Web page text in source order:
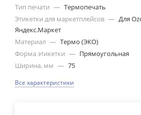
Тип печати — Термопечать
Этикетки для маркетплейсов — Для
Яндекс.Маркет
Материал — Термо (ЭКО)
Форма этикетки — Прямоугольная
Ширина, мм — 75
Все характеристики